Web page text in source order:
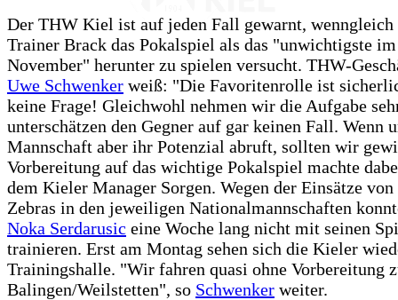
Der THW Kiel ist auf jeden Fall gewarnt,
Trainer Brack das Pokalspiel als das "unwichtigste
November" herunter zu spielen versucht. THW-
Uwe Schwenker weiß: "Die Favoritenrolle ist
keine Frage! Gleichwohl nehmen wir die Aufgabe
unterschätzen den Gegner auf gar keinen Fall. Wenn
Mannschaft aber ihr Potenzial abruft, sollten wir
Vorbereitung auf das wichtige Pokalspiel machte
dem Kieler Manager Sorgen. Wegen der Einsätze
Zebras in den jeweiligen Nationalmannschaften
Noka Serdarusic eine Woche lang nicht mit seinen
trainieren. Erst am Montag sehen sich die Kieler
Trainingshalle. "Wir fahren quasi ohne Vorbereitung
Balingen/Weilstetten", so Schwenker weiter.